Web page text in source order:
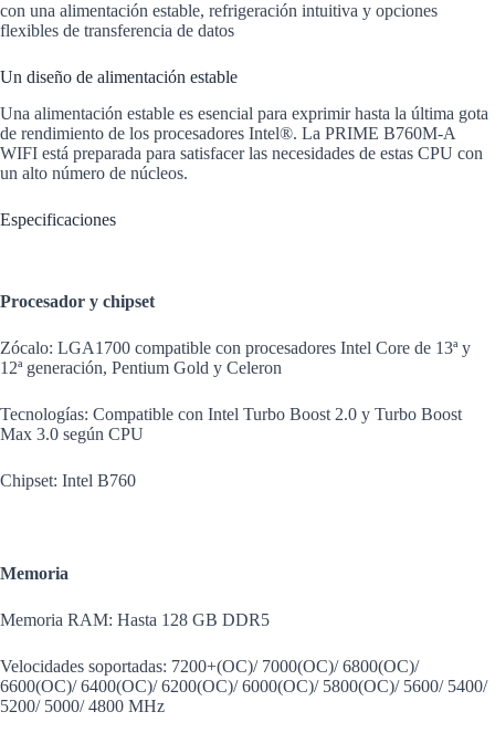
con una alimentación estable, refrigeración intuitiva y opciones
flexibles de transferencia de datos
Un diseño de alimentación estable
Una alimentación estable es esencial para exprimir hasta la última gota
de rendimiento de los procesadores Intel®. La PRIME B760M-A
WIFI está preparada para satisfacer las necesidades de estas CPU con
un alto número de núcleos.
Especificaciones
Procesador y chipset
Zócalo: LGA1700 compatible con procesadores Intel Core de 13ª y
12ª generación, Pentium Gold y Celeron
Tecnologías: Compatible con Intel Turbo Boost 2.0 y Turbo Boost
Max 3.0 según CPU
Chipset: Intel B760
Memoria
Memoria RAM: Hasta 128 GB DDR5
Velocidades soportadas: 7200+(OC)/ 7000(OC)/ 6800(OC)/
6600(OC)/ 6400(OC)/ 6200(OC)/ 6000(OC)/ 5800(OC)/ 5600/ 5400/
5200/ 5000/ 4800 MHz